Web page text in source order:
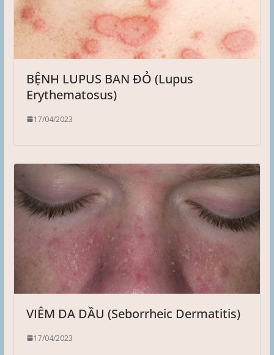
BỆNH LUPUS BAN ĐỎ (Lupus
Erythematosus)
17/04/2023
VIÊM DA DẦU (Seborrheic Dermatitis)
17/04/2023